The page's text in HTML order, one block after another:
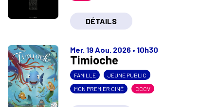
DÉTAILS
Mer. 19 Aou. 2026 • 10h30
Timioche
FAMILLE JEUNE PUBLIC
MON PREMIER CINÉ CCCV